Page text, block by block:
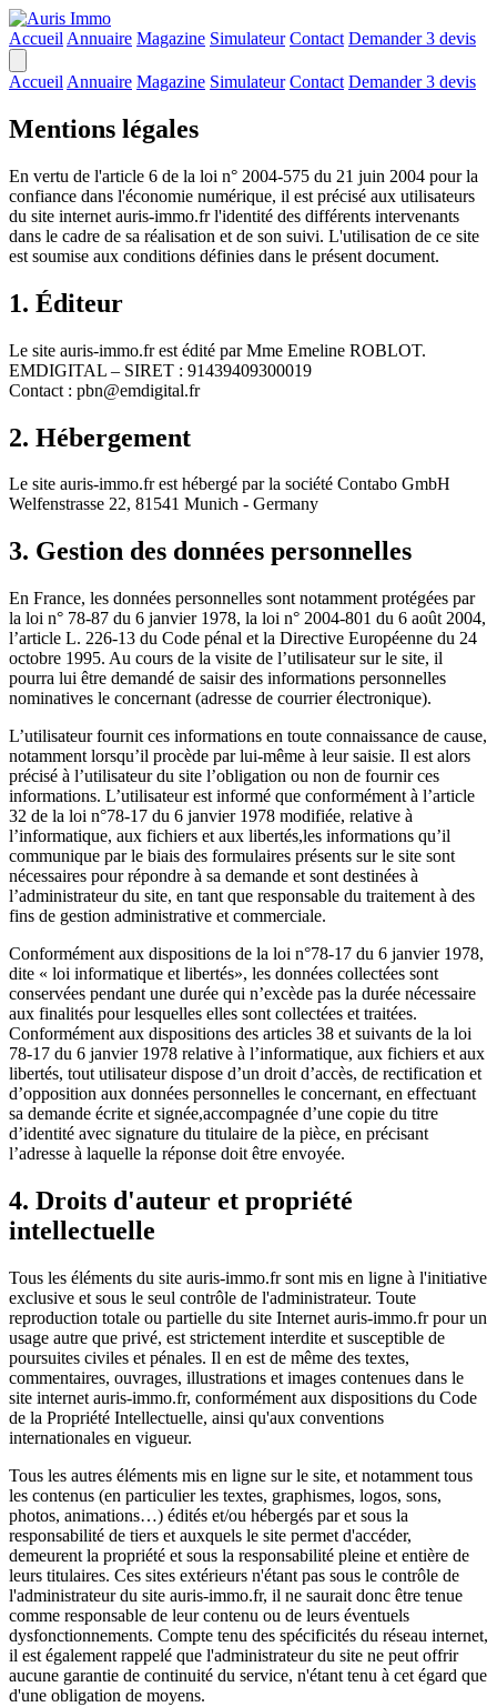
Accueil Annuaire Magazine Simulateur Contact Demander 3 devis
Accueil Annuaire Magazine Simulateur Contact Demander 3 devis
Mentions légales
En vertu de l'article 6 de la loi n° 2004-575 du 21 juin 2004 pour la
confiance dans l'économie numérique, il est précisé aux utilisateurs
du site internet auris-immo.fr l'identité des différents intervenants
dans le cadre de sa réalisation et de son suivi. L'utilisation de ce site
est soumise aux conditions définies dans le présent document.
1. Éditeur
Le site auris-immo.fr est édité par Mme Emeline ROBLOT.
EMDIGITAL – SIRET : 91439409300019
Contact : pbn@emdigital.fr
2. Hébergement
Le site auris-immo.fr est hébergé par la société Contabo GmbH
Welfenstrasse 22, 81541 Munich - Germany
3. Gestion des données personnelles
En France, les données personnelles sont notamment protégées par
la loi n° 78-87 du 6 janvier 1978, la loi n° 2004-801 du 6 août 2004,
l’article L. 226-13 du Code pénal et la Directive Européenne du 24
octobre 1995. Au cours de la visite de l’utilisateur sur le site, il
pourra lui être demandé de saisir des informations personnelles
nominatives le concernant (adresse de courrier électronique).
L’utilisateur fournit ces informations en toute connaissance de cause,
notamment lorsqu’il procède par lui-même à leur saisie. Il est alors
précisé à l’utilisateur du site l’obligation ou non de fournir ces
informations. L’utilisateur est informé que conformément à l’article
32 de la loi n°78-17 du 6 janvier 1978 modifiée, relative à
l’informatique, aux fichiers et aux libertés,les informations qu’il
communique par le biais des formulaires présents sur le site sont
nécessaires pour répondre à sa demande et sont destinées à
l’administrateur du site, en tant que responsable du traitement à des
fins de gestion administrative et commerciale.
Conformément aux dispositions de la loi n°78-17 du 6 janvier 1978,
dite « loi informatique et libertés», les données collectées sont
conservées pendant une durée qui n’excède pas la durée nécessaire
aux finalités pour lesquelles elles sont collectées et traitées.
Conformément aux dispositions des articles 38 et suivants de la loi
78-17 du 6 janvier 1978 relative à l’informatique, aux fichiers et aux
libertés, tout utilisateur dispose d’un droit d’accès, de rectification et
d’opposition aux données personnelles le concernant, en effectuant
sa demande écrite et signée,accompagnée d’une copie du titre
d’identité avec signature du titulaire de la pièce, en précisant
l’adresse à laquelle la réponse doit être envoyée.
4. Droits d'auteur et propriété
intellectuelle
Tous les éléments du site auris-immo.fr sont mis en ligne à l'initiative
exclusive et sous le seul contrôle de l'administrateur. Toute
reproduction totale ou partielle du site Internet auris-immo.fr pour un
usage autre que privé, est strictement interdite et susceptible de
poursuites civiles et pénales. Il en est de même des textes,
commentaires, ouvrages, illustrations et images contenues dans le
site internet auris-immo.fr, conformément aux dispositions du Code
de la Propriété Intellectuelle, ainsi qu'aux conventions
internationales en vigueur.
Tous les autres éléments mis en ligne sur le site, et notamment tous
les contenus (en particulier les textes, graphismes, logos, sons,
photos, animations…) édités et/ou hébergés par et sous la
responsabilité de tiers et auxquels le site permet d'accéder,
demeurent la propriété et sous la responsabilité pleine et entière de
leurs titulaires. Ces sites extérieurs n'étant pas sous le contrôle de
l'administrateur du site auris-immo.fr, il ne saurait donc être tenue
comme responsable de leur contenu ou de leurs éventuels
dysfonctionnements. Compte tenu des spécificités du réseau internet,
il est également rappelé que l'administrateur du site ne peut offrir
aucune garantie de continuité du service, n'étant tenu à cet égard que
d'une obligation de moyens.